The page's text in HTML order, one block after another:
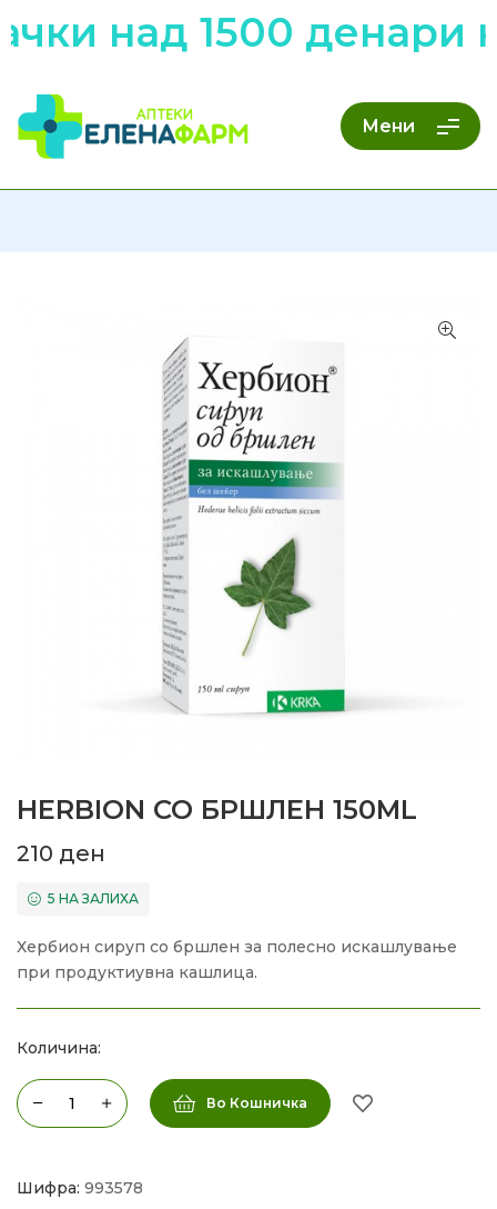
над 1500 денари
Мени
HERBION СО БРШЛЕН 150ML
210 ден
5 НА ЗАЛИХА
Хербион сируп со бршлен за полесно искашлување
при продуктиувна кашлица.
Количина:
Во Кошничка
Шифра: 993578